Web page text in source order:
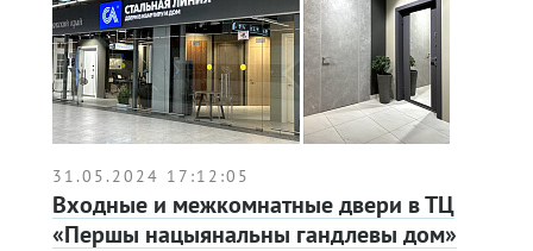
31.05.2024 17:12:05
Входные и межкомнатные двери в ТЦ
«Першы нацыянальны гандлевы дом»